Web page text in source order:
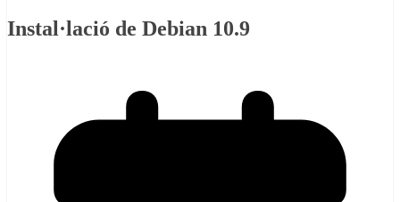
Instal·lació de Debian 10.9